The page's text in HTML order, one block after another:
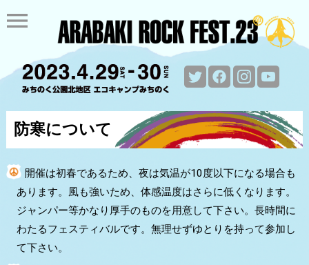
menu
防寒について
開催は初春であるため、夜は気温が10度以下になる場合も
あります。風も強いため、体感温度はさらに低くなります。
ジャンパー等かなり厚手のものを用意して下さい。長時間に
わたるフェスティバルです。無理せずゆとりを持って参加し
て下さい。